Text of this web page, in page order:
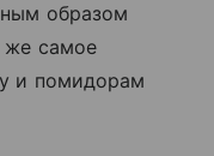
образом
же самое
и помидорам